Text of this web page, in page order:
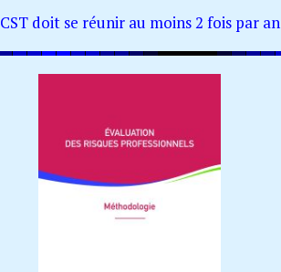
doit se réunir au moins 2 fois par an